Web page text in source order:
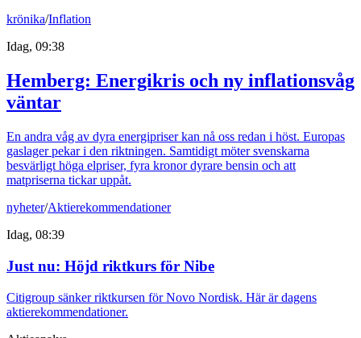
krönika/Inflation
Idag, 09:38
Hemberg: Energikris och ny inflationsvåg
väntar
En andra våg av dyra energipriser kan nå oss redan i höst. Europas
gaslager pekar i den riktningen. Samtidigt möter svenskarna
besvärligt höga elpriser, fyra kronor dyrare bensin och att
matpriserna tickar uppåt.
nyheter/Aktierekommendationer
Idag, 08:39
Just nu: Höjd riktkurs för Nibe
Citigroup sänker riktkursen för Novo Nordisk. Här är dagens
aktierekommendationer.